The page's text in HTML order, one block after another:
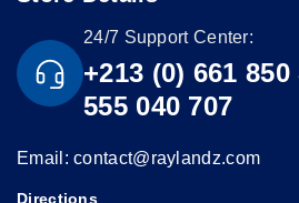
24/7 Support Center:
+213 (0) 661
555 040 707
Email: contact@raylandz.com
Directions